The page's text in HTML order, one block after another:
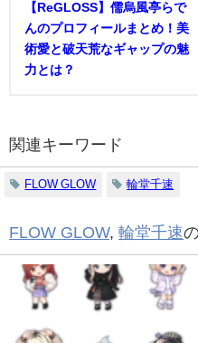
【ReGLOSS】儒烏風亭らで
んのプロフィールまとめ！美
術愛と破天荒なギャップの魅
力とは？
関連キーワード
FLOW GLOW 輪堂千速
FLOW GLOW, 輪堂千速